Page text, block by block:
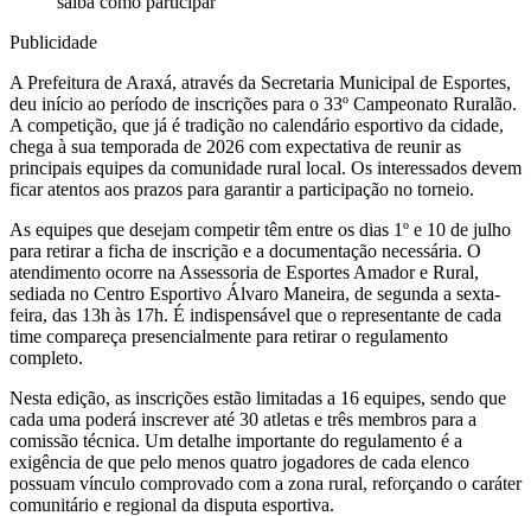
Publicidade
A Prefeitura de Araxá, através da Secretaria Municipal de Esportes,
deu início ao período de inscrições para o 33º Campeonato Ruralão.
A competição, que já é tradição no calendário esportivo da cidade,
chega à sua temporada de 2026 com expectativa de reunir as
principais equipes da comunidade rural local. Os interessados devem
ficar atentos aos prazos para garantir a participação no torneio.
As equipes que desejam competir têm entre os dias 1º e 10 de julho
para retirar a ficha de inscrição e a documentação necessária. O
atendimento ocorre na Assessoria de Esportes Amador e Rural,
sediada no Centro Esportivo Álvaro Maneira, de segunda a sexta-
feira, das 13h às 17h. É indispensável que o representante de cada
time compareça presencialmente para retirar o regulamento
completo.
Nesta edição, as inscrições estão limitadas a 16 equipes, sendo que
cada uma poderá inscrever até 30 atletas e três membros para a
comissão técnica. Um detalhe importante do regulamento é a
exigência de que pelo menos quatro jogadores de cada elenco
possuam vínculo comprovado com a zona rural, reforçando o caráter
comunitário e regional da disputa esportiva.